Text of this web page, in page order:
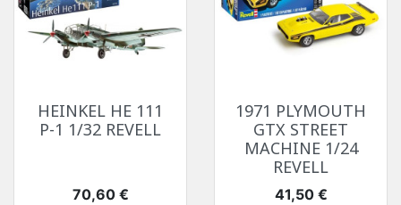
HEINKEL HE 111
P-1 1/32 REVELL
Prix
70,60 €
1971 PLYMOUTH
GTX STREET
MACHINE 1/24
REVELL
Prix
41,50 €